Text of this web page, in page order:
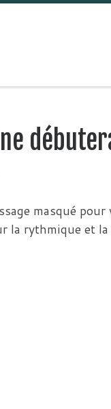
masqué
la rythmique et